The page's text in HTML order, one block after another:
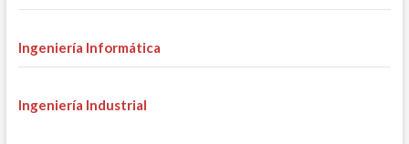
Ingeniería Informática
Ingeniería Industrial